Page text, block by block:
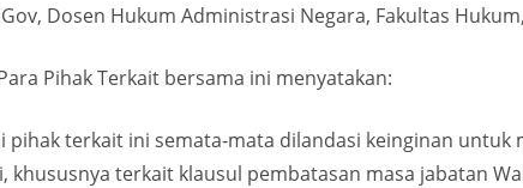
Dosen Hukum Administrasi Negara, Fakultas
Pihak Terkait bersama ini menyatakan:
pihak terkait ini semata-mata dilandasi keinginan
khususnya terkait klausul pembatasan masa jabatan